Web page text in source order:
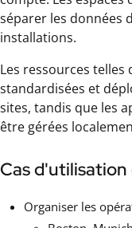
séparer les données
installations.
Les ressources
standardisées et
sites, tandis que les
être gérées
Cas d'utilisation
Organiser les